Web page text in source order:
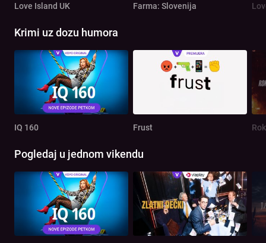
Love Island UK Farma: Slovenija
Krimi uz dozu humora
IQ 160 Frust
Pogledaj u jednom vikendu